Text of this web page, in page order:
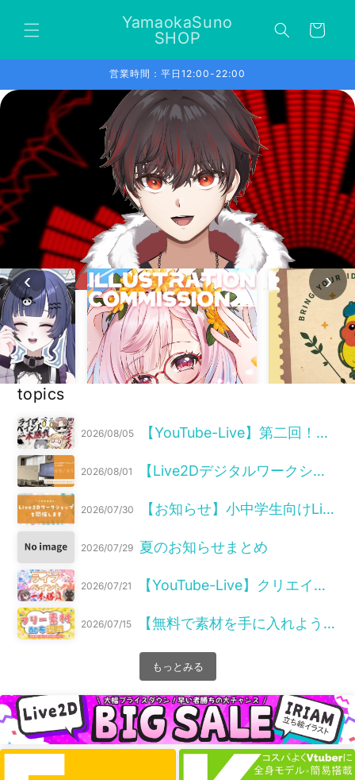
進む
YamaokaSuno
SHOP
ー
営業時間：平日12:00-22:00
集中】素敵な
せんか？詳細
ら
【アイコン作成】可愛いSNSアイコ
【サブスクプラ
‹ ›
topics
2026/08/05 【YouTube-Live】第二回！クリエイター陣によるライブペイント配信を開催しました！
2026/08/01 【Live2Dデジタルワークショップin上砂川】ご参加ありがとうございました！
2026/07/30 【お知らせ】小中学生向けLive2Dワークショップを開催します！
2026/07/29 夏のお知らせまとめ
2026/07/21 【YouTube-Live】クリエイター4名による豪華ライブペイント配信を開催しました！
2026/07/15 【無料で素材を手に入れよう！】フリー素材配布週間😎開催中
もっとみる